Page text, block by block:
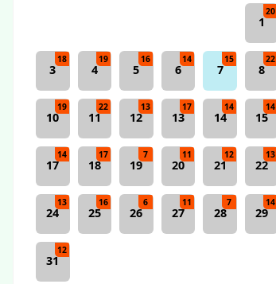
1
20
3
18
4
19
5
16
6
14
7
15
8
22
10
19
11
22
12
13
13
17
14
14
15
14
17
14
18
17
19
7
20
11
21
12
22
13
24
13
25
16
26
6
27
11
28
7
29
14
31
12